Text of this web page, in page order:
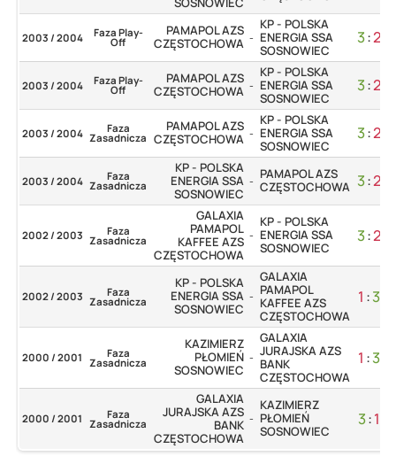
2003 / 2004 Faza Play-
Off
PAMAPOL AZS
CZĘSTOCHOWA -
KP - POLSKA
ENERGIA SSA
SOSNOWIEC
3:2
2003 / 2004 Faza Play-
Off
PAMAPOL AZS
CZĘSTOCHOWA -
KP - POLSKA
ENERGIA SSA
SOSNOWIEC
3:2
2003 / 2004 Faza
Zasadnicza
PAMAPOL AZS
CZĘSTOCHOWA -
KP - POLSKA
ENERGIA SSA
SOSNOWIEC
3:2
2003 / 2004 Faza
Zasadnicza
KP - POLSKA
ENERGIA SSA
SOSNOWIEC
- PAMAPOL AZS
CZĘSTOCHOWA 3:2
2002 / 2003 Faza
Zasadnicza
GALAXIA
PAMAPOL
KAFFEE AZS
CZĘSTOCHOWA
-
KP - POLSKA
ENERGIA SSA
SOSNOWIEC
3:2
2002 / 2003 Faza
Zasadnicza
KP - POLSKA
ENERGIA SSA
SOSNOWIEC
-
GALAXIA
PAMAPOL
KAFFEE AZS
CZĘSTOCHOWA
1 :3
2000 / 2001 Faza
Zasadnicza
KAZIMIERZ
PŁOMIEŃ
SOSNOWIEC
-
GALAXIA
JURAJSKA AZS
BANK
CZĘSTOCHOWA
1 :3
2000 / 2001 Faza
Zasadnicza
GALAXIA
JURAJSKA AZS
BANK
CZĘSTOCHOWA
-
KAZIMIERZ
PŁOMIEŃ
SOSNOWIEC
3:1